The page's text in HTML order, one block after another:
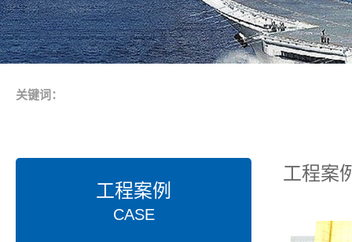
关键词：
工程案例
CASE
工程案